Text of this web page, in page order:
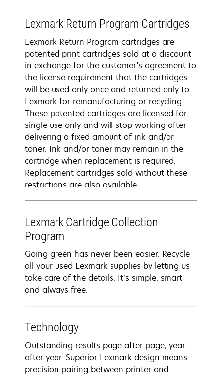
Lexmark Return Program Cartridges
Lexmark Return Program cartridges are
patented print cartridges sold at a discount
in exchange for the customer's agreement to
the license requirement that the cartridges
will be used only once and returned only to
Lexmark for remanufacturing or recycling.
These patented cartridges are licensed for
single use only and will stop working after
delivering a fixed amount of ink and/or
toner. Ink and/or toner may remain in the
cartridge when replacement is required.
Replacement cartridges sold without these
restrictions are also available.
Lexmark Cartridge Collection
Program
Going green has never been easier. Recycle
all your used Lexmark supplies by letting us
take care of the details. It’s simple, smart
and always free.
Technology
Outstanding results page after page, year
after year. Superior Lexmark design means
precision pairing between printer and